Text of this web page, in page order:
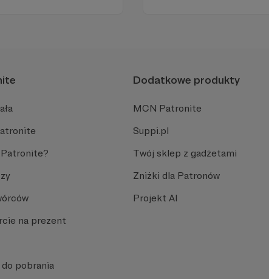
na prezent
pobrania
Dodatkowe produkty
MCN Patronite
Suppi.pl
Twój sklep z gadżetami
Zniżki dla Patronów
Projekt AI